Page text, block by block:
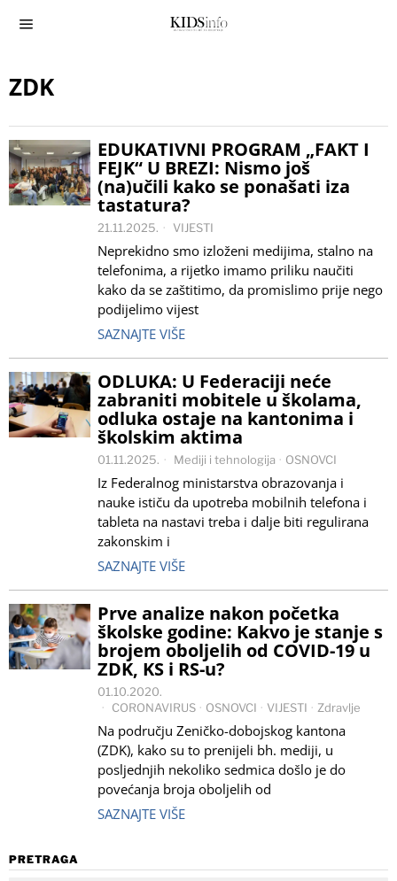
ZDK
EDUKATIVNI PROGRAM „FAKT I
FEJK“ U BREZI: Nismo još
(na)učili kako se ponašati iza
tastatura?
21.11.2025. VIJESTI
Neprekidno smo izloženi medijima, stalno na
telefonima, a rijetko imamo priliku naučiti
kako da se zaštitimo, da promislimo prije nego
podijelimo vijest
SAZNAJTE VIŠE
ODLUKA: U Federaciji neće
zabraniti mobitele u školama,
odluka ostaje na kantonima i
školskim aktima
01.11.2025. Mediji i tehnologija · OSNOVCI
Iz Federalnog ministarstva obrazovanja i
nauke ističu da upotreba mobilnih telefona i
tableta na nastavi treba i dalje biti regulirana
zakonskim i
SAZNAJTE VIŠE
Prve analize nakon početka
školske godine: Kakvo je stanje s
brojem oboljelih od COVID-19 u
ZDK, KS i RS-u?
01.10.2020.
CORONAVIRUS · OSNOVCI · VIJESTI · Zdravlje
Na području Zeničko-dobojskog kantona
(ZDK), kako su to prenijeli bh. mediji, u
posljednjih nekoliko sedmica došlo je do
povećanja broja oboljelih od
SAZNAJTE VIŠE
PRETRAGA